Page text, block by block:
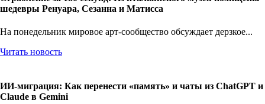
шедевры Ренуара, Сезанна и Матисса
На понедельник мировое арт-сообщество обсуждает дерзкое...
Читать новость
ИИ-миграция: Как перенести «память» и чаты из ChatGPT и
Claude в Gemini